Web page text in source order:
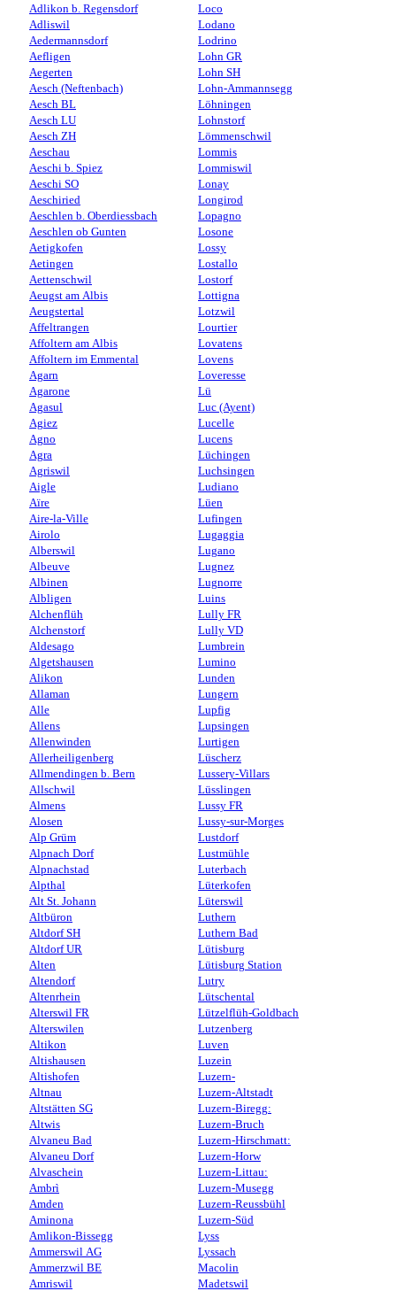
Adlikon b. Regensdorf
Adliswil
Aedermannsdorf
Aefligen
Aegerten
Aesch (Neftenbach)
Aesch BL
Aesch LU
Aesch ZH
Aeschau
Aeschi b. Spiez
Aeschi SO
Aeschiried
Aeschlen b. Oberdiessbach
Aeschlen ob Gunten
Aetigkofen
Aetingen
Aettenschwil
Aeugst am Albis
Aeugstertal
Affeltrangen
Affoltern am Albis
Affoltern im Emmental
Agarn
Agarone
Agasul
Agiez
Agno
Agra
Agriswil
Aigle
Aïre
Aire-la-Ville
Airolo
Alberswil
Albeuve
Albinen
Albligen
Alchenflüh
Alchenstorf
Aldesago
Algetshausen
Alikon
Allaman
Alle
Allens
Allenwinden
Allerheiligenberg
Allmendingen b. Bern
Allschwil
Almens
Alosen
Alp Grüm
Alpnach Dorf
Alpnachstad
Alpthal
Alt St. Johann
Altbüron
Altdorf SH
Altdorf UR
Alten
Altendorf
Altenrhein
Alterswil FR
Alterswilen
Altikon
Altishausen
Altishofen
Altnau
Altstätten SG
Altwis
Alvaneu Bad
Alvaneu Dorf
Alvaschein
Ambrì
Amden
Aminona
Amlikon-Bissegg
Ammerswil AG
Ammerzwil BE
Amriswil
Loco
Lodano
Lodrino
Lohn GR
Lohn SH
Lohn-Ammannsegg
Löhningen
Lohnstorf
Lömmenschwil
Lommis
Lommiswil
Lonay
Longirod
Lopagno
Losone
Lossy
Lostallo
Lostorf
Lottigna
Lotzwil
Lourtier
Lovatens
Lovens
Loveresse
Lü
Luc (Ayent)
Lucelle
Lucens
Lüchingen
Luchsingen
Ludiano
Lüen
Lufingen
Lugaggia
Lugano
Lugnez
Lugnorre
Luins
Lully FR
Lully VD
Lumbrein
Lumino
Lunden
Lungern
Lupfig
Lupsingen
Lurtigen
Lüscherz
Lussery-Villars
Lüsslingen
Lussy FR
Lussy-sur-Morges
Lustdorf
Lustmühle
Luterbach
Lüterkofen
Lüterswil
Luthern
Luthern Bad
Lütisburg
Lütisburg Station
Lutry
Lütschental
Lützelflüh-Goldbach
Lutzenberg
Luven
Luzein
Luzern-
Luzern-Altstadt
Luzern-Biregg:
Luzern-Bruch
Luzern-Hirschmatt:
Luzern-Horw
Luzern-Littau:
Luzern-Musegg
Luzern-Reussbühl
Luzern-Süd
Lyss
Lyssach
Macolin
Madetswil